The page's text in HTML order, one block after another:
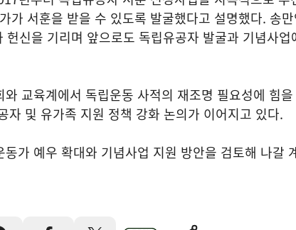
가 서훈을 받을 수 있도록 발굴했다고 설명했다. 송
신을 기리며 앞으로도 독립유공자 발굴과 기념사업
교육계에서 독립운동 사적의 재조명 필요성에 힘
자 및 유가족 지원 정책 강화 논의가 이어지고 있다.
가 예우 확대와 기념사업 지원 방안을 검토해 나갈